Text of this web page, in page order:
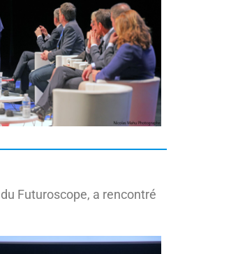
Futuroscope, a rencontré